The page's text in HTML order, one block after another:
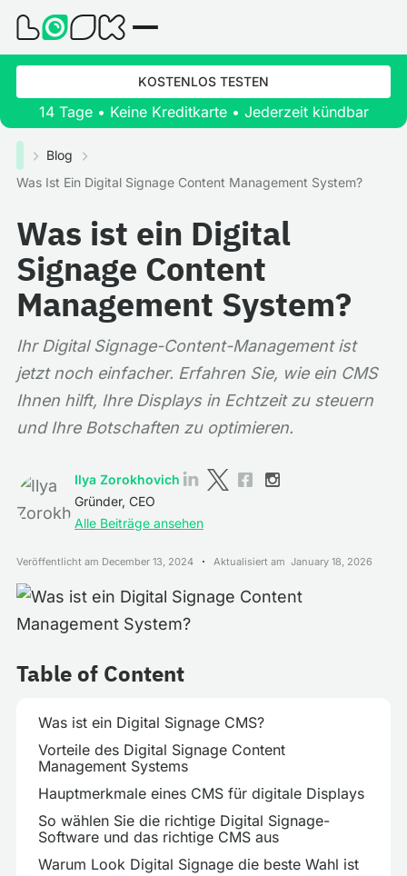
KOSTENLOS TESTEN
14 Tage • Keine Kreditkarte • Jederzeit kündbar
Blog
Was Ist Ein Digital Signage Content Management System?
Was ist ein Digital
Signage Content
Management System?
Ihr Digital Signage-Content-Management ist
jetzt noch einfacher. Erfahren Sie, wie ein CMS
Ihnen hilft, Ihre Displays in Echtzeit zu steuern
und Ihre Botschaften zu optimieren.
Ilya Zorokhovich
Gründer, CEO
Alle Beiträge ansehen
Veröffentlicht am December 13, 2024 Aktualisiert am January 18, 2026
Table of Content
Was ist ein Digital Signage CMS?
Vorteile des Digital Signage Content
Management Systems
Hauptmerkmale eines CMS für digitale Displays
So wählen Sie die richtige Digital Signage-
Software und das richtige CMS aus
Warum Look Digital Signage die beste Wahl ist